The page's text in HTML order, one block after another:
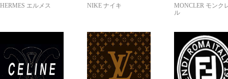
HERMES エルメス NIKE ナイキ
MONCLER モンク
ル